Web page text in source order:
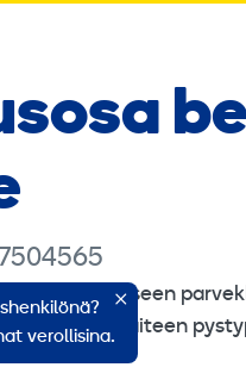
kiinnittämiseen
turvakaiteen
verollisina.